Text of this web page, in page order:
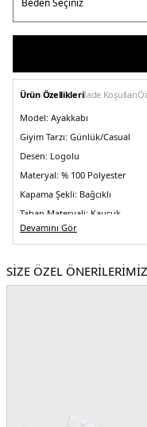
Ürün Özellikleriİade Koşulları
Model: Ayakkabı
Giyim Tarzı: Günlük/Casual
Desen: Logolu
Materyal: % 100 Polyester
Kapama Şekli: Bağcıklı
Taban Materyali: Kauçuk
Burun Tipi:Yuvarlak
3DE1FM0FM05393DW5.12
Devamını Gör
SİZE ÖZEL ÖNERİLERİMİZ